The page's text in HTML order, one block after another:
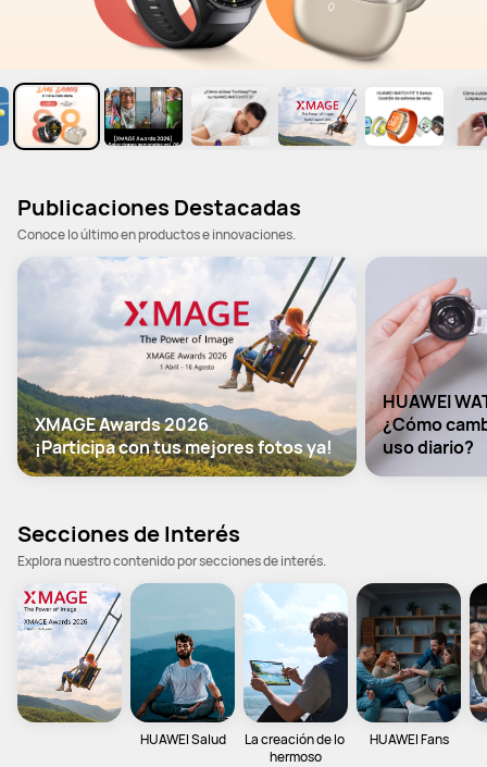
Publicaciones Destacadas
Conoce lo último en productos e innovaciones.
XMAGE Awards 2026
¡Participa con tus mejores fotos ya!
HUAWEI
¿Cómo
uso diario?
Secciones de Interés
Explora nuestro contenido por secciones de interés.
HUAWEI Salud
La creación de lo
hermoso
HUAWEI Fans